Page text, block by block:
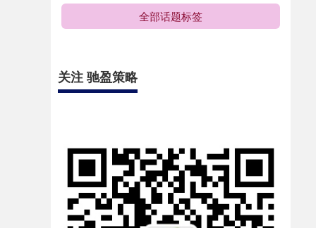
全部话题标签
关注 驰盈策略